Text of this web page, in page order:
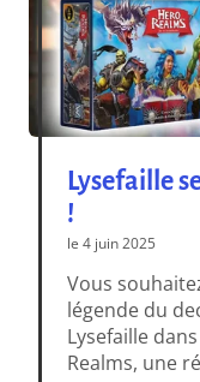
Lysefaille
!
le 4 juin 2025
Vous
légende du
Lysefaille
Realms, une